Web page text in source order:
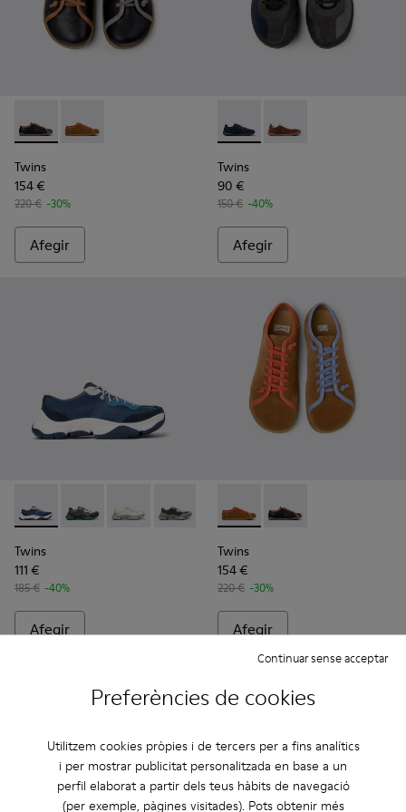
Preferències de cookies
Utilitzem cookies pròpies i de tercers per a fins analítics
i per mostrar publicitat personalitzada en base a un
perfil elaborat a partir dels teus hàbits de navegació
(per exemple, pàgines visitades). Pots obtenir més
Continuar sense acceptar
Twins - K101064-005 - Sabata de pell multicolor per a home
Twins - K101064-006 - Sabata de pell i pell girada
Twins
154 €
220 € -30%
Afegir
Twins - K101054-002 -
Twins - K101054-
Twins
90 €
150 € -40%
Afegir
Twins - K101068-006 - Sneaker de nubuc i pell multicolor
Twins - K101068-016 - Sabatilles esportives
Twins - K101068-015 - Sabatilles de pell
Twins - K101068-008
Twins - K101068-005 -
Twins - K101068-004
Twins -
Twins
111 €
185 € -40%
Afegir
Twins - K101064-006 -
Twins - K101064-
Twins
154 €
220 € -30%
Afegir